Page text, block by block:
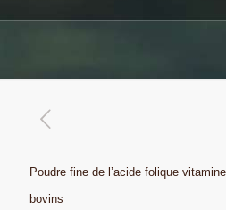
Poudre fine de l’acide folique
bovins